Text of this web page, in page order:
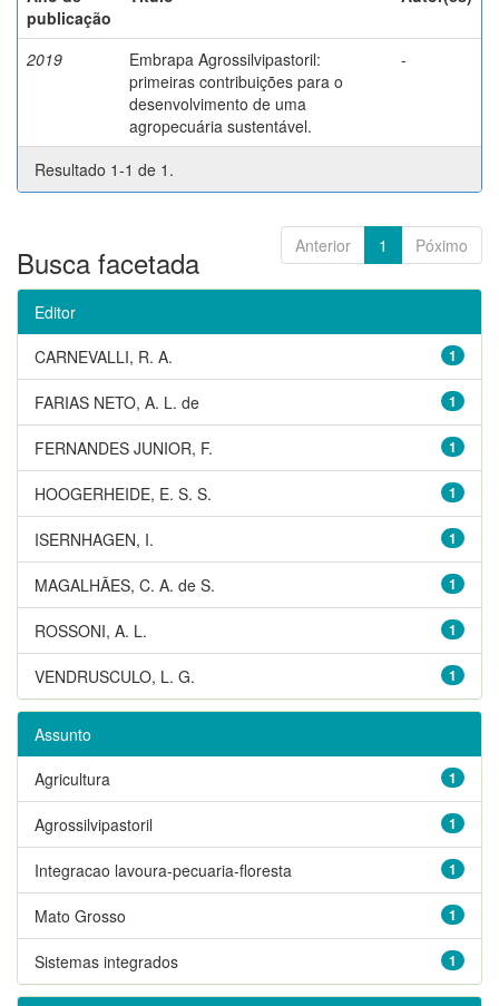
publicação
2019
Embrapa Agrossilvipastoril:
primeiras contribuições para o
desenvolvimento de uma
agropecuária sustentável.
-
Resultado 1-1 de 1.
Anterior 1 Póximo
Busca facetada
Editor
1
CARNEVALLI, R. A.
1
FARIAS NETO, A. L. de
1
FERNANDES JUNIOR, F.
1
HOOGERHEIDE, E. S. S.
1
ISERNHAGEN, I.
1
MAGALHÃES, C. A. de S.
1
ROSSONI, A. L.
1
VENDRUSCULO, L. G.
Assunto
1
Agricultura
1
Agrossilvipastoril
1
Integracao lavoura-pecuaria-floresta
1
Mato Grosso
1
Sistemas integrados